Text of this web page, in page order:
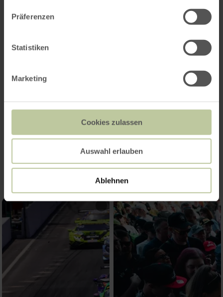
Präferenzen
Statistiken
Marketing
Cookies zulassen
Auswahl erlauben
Ablehnen
www.nuerburgring.de
Impressionen